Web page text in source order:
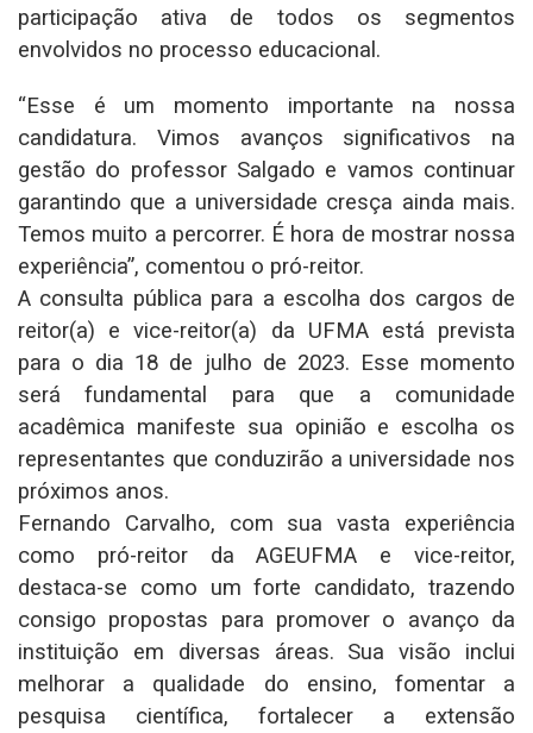
participação ativa de todos os segmentos
envolvidos no processo educacional.
“Esse é um momento importante na nossa
candidatura. Vimos avanços significativos na
gestão do professor Salgado e vamos continuar
garantindo que a universidade cresça ainda mais.
Temos muito a percorrer. É hora de mostrar nossa
experiência”, comentou o pró-reitor.
A consulta pública para a escolha dos cargos de
reitor(a) e vice-reitor(a) da UFMA está prevista
para o dia 18 de julho de 2023. Esse momento
será fundamental para que a comunidade
acadêmica manifeste sua opinião e escolha os
representantes que conduzirão a universidade nos
próximos anos.
Fernando Carvalho, com sua vasta experiência
como pró-reitor da AGEUFMA e vice-reitor,
destaca-se como um forte candidato, trazendo
consigo propostas para promover o avanço da
instituição em diversas áreas. Sua visão inclui
melhorar a qualidade do ensino, fomentar a
pesquisa científica, fortalecer a extensão